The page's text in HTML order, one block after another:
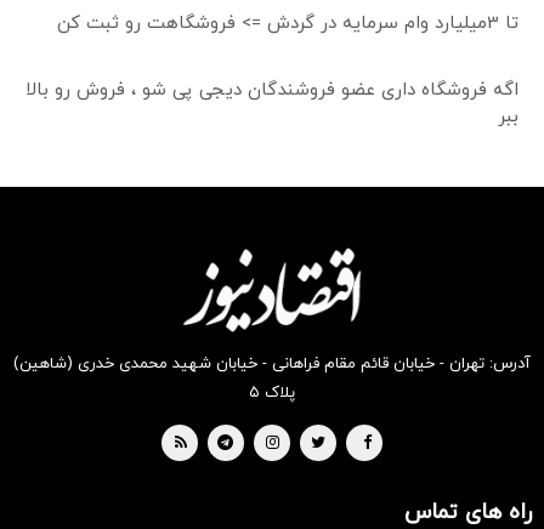
تا 3میلیارد وام سرمایه در گردش => فروشگاهت رو ثبت کن
اگه فروشگاه داری عضو فروشندگان دیجی پی شو ، فروش رو بالا
ببر
آدرس: تهران - خیابان قائم مقام فراهانی - خیابان شهید محمدی خدری (شاهین)
پلاک ۵
راه های تماس